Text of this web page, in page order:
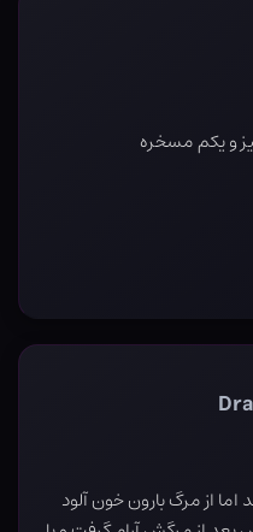
و یکم مسخره
از مرگ بارون خون آلود